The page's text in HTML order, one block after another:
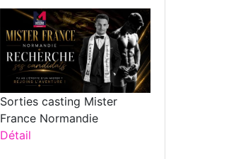
Sorties casting Mister
France Normandie
Détail